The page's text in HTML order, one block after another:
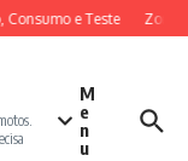
e Teste
M
e
n
u